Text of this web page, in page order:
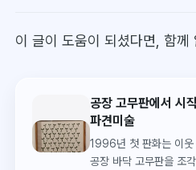
이 글이 도움이 되셨다면, 함
공장 고무판에서 시
파견미술
1996년 첫 판화는 이웃
공장 바닥 고무판을 조